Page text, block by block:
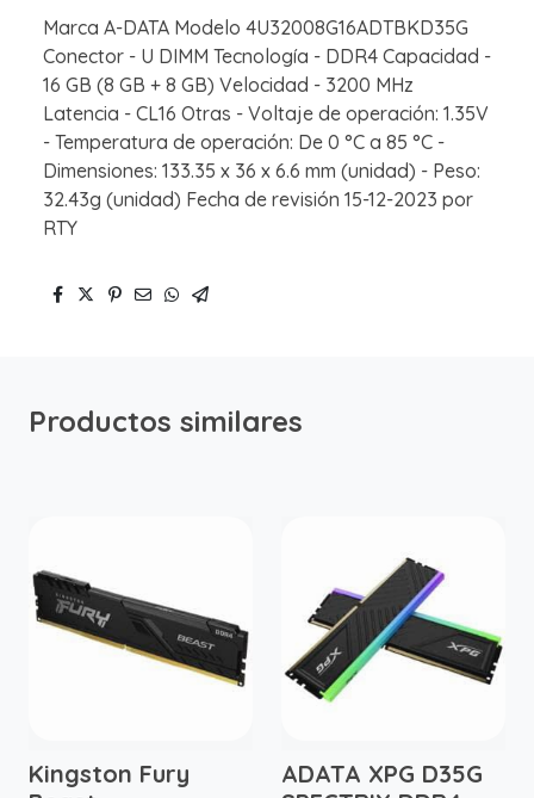
Marca A-DATA Modelo 4U32008G16ADTBKD35G
Conector - U DIMM Tecnología - DDR4 Capacidad -
16 GB (8 GB + 8 GB) Velocidad - 3200 MHz
Latencia - CL16 Otras - Voltaje de operación: 1.35V
- Temperatura de operación: De 0 °C a 85 °C -
Dimensiones: 133.35 x 36 x 6.6 mm (unidad) - Peso:
32.43g (unidad) Fecha de revisión 15-12-2023 por
RTY
Productos similares
Kingston Fury
ADATA XPG D35G